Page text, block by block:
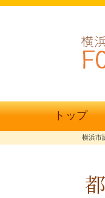
トップ
横浜市